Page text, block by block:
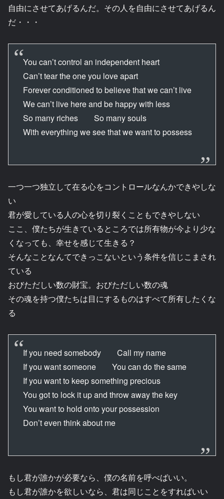
自由にさせてあげるんだ。その人を自由にさせてあげるん
だ・・・
You can’t control an independent heart
Can’t tear the one you love apart
Forever conditioned to believe that we can’t live
We can’t live here and be happy with less
So many riches So many souls
With everything we see that we want to possess
一つ一つ独立して在る心をコントロールなんかできやしな
い
君が愛している人の心を切り裂くこともできやしない
ここ、僕たちが生きているところでは所有物が今より少な
くなっても、幸せを感じて生きる？
そんなことなんてできっこないという条件を信じこまされ
ている
おびただしい数の財宝。おびただしい数の魂
その魂を持つ僕たちは目にするものはすべて所有したくな
る
If you need somebody Call my name
If you want someone You can do the same
If you want to keep something precious
You got to lock it up and throw away the key
You want to hold onto your possession
Don’t even think about me
もし君が誰かが必要なら、僕の名前を呼べばいい。
もし君が誰かを欲しいなら、君は同じことをすればいい